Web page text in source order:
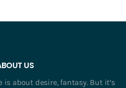
US
about desire, fantasy. But it’s